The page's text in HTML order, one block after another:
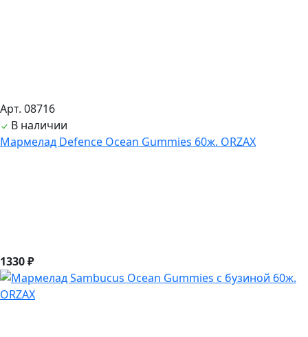
Арт. 08716
В наличии
Мармелад Defence Ocean Gummies 60ж. ORZAX
1330 ₽